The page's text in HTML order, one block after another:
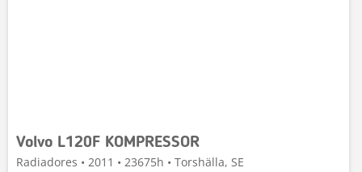
Volvo L120F KOMPRESSOR
Radiadores • 2011 • 23675h • Torshälla, SE